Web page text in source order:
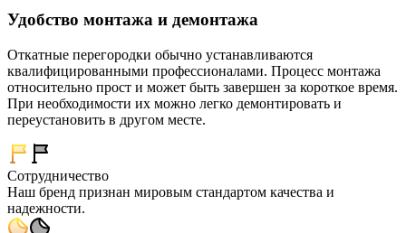
Удобство монтажа и демонтажа
Откатные перегородки обычно устанавливаются
квалифицированными профессионалами. Процесс монтажа
относительно прост и может быть завершен за короткое время.
При необходимости их можно легко демонтировать и
переустановить в другом месте.
Сотрудничество
Наш бренд признан мировым стандартом качества и
надежности.